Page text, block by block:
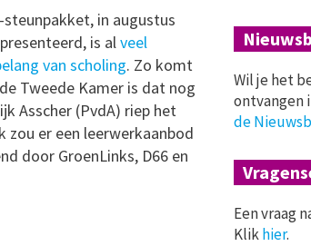
in augustus
is alveel
van scholing. Zo komt
Tweede Kamer is dat nog
Asscher (PvdA) riep het
zou er een leerwerkaanbod
door GroenLinks, D66 en
Wil je het
ontvangen
de
Een vraag
Klikhier.